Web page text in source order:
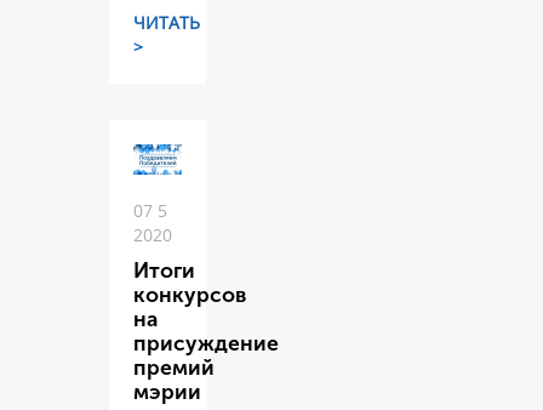
ЧИТАТЬ
>
07 5
2020
Итоги
конкурсов
на
присуждение
премий
мэрии